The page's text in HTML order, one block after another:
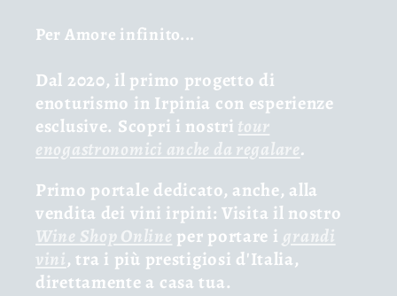
Per Amore infinito...
Dal 2020, il primo progetto di
enoturismo in Irpinia con esperienze
esclusive. Scopri i nostri tour
enogastronomici anche da regalare.
Primo portale dedicato, anche, alla
vendita dei vini irpini: Visita il nostro
Wine Shop Online per portare i grandi
vini, tra i più prestigiosi d'Italia,
direttamente a casa tua.